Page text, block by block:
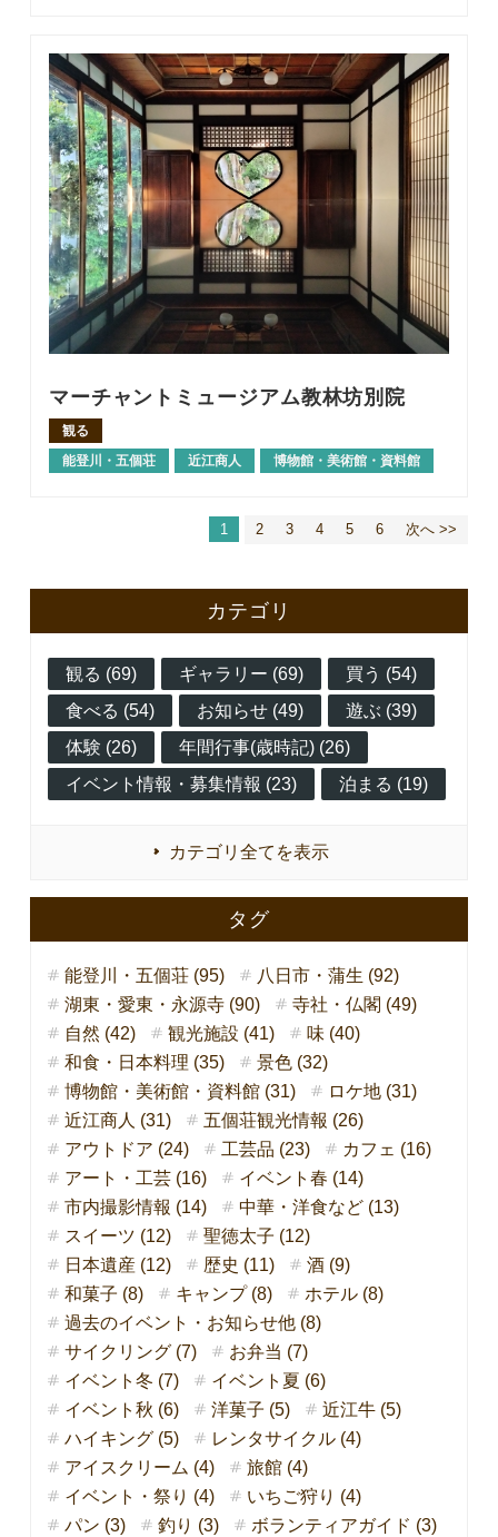
マーチャントミュージアム教林坊別院
観る
能登川・五個荘
近江商人 博物館・美術館・資料館
1 2 3 4 5 6 次へ >>
カテゴリ
観る (69) ギャラリー (69)
買う (54)
食べる (54)
お知らせ (49)
遊ぶ (39)
体験 (26)
年間行事(歳時記) (26)
イベント情報・募集情報 (23)
泊まる (19)
カテゴリ全てを表示
タグ
能登川・五個荘 (95)
八日市・蒲生 (92)
湖東・愛東・永源寺 (90)
寺社・仏閣 (49)
自然 (42)
観光施設 (41)
味 (40)
和食・日本料理 (35)
景色 (32)
博物館・美術館・資料館 (31)
ロケ地 (31)
近江商人 (31)
五個荘観光情報 (26)
アウトドア (24)
工芸品 (23)
カフェ (16)
アート・工芸 (16)
イベント春 (14)
市内撮影情報 (14)
中華・洋食など (13)
スイーツ (12)
聖徳太子 (12)
日本遺産 (12)
歴史 (11)
酒 (9)
和菓子 (8)
キャンプ (8)
ホテル (8)
過去のイベント・お知らせ他 (8)
サイクリング (7)
お弁当 (7)
イベント冬 (7)
イベント夏 (6)
イベント秋 (6)
洋菓子 (5)
近江牛 (5)
ハイキング (5)
レンタサイクル (4)
アイスクリーム (4)
旅館 (4)
イベント・祭り (4)
いちご狩り (4)
パン (3)
釣り (3)
ボランティアガイド (3)